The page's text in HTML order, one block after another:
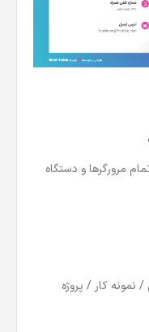
مرورگرها و دستگاه
کار / پروژه